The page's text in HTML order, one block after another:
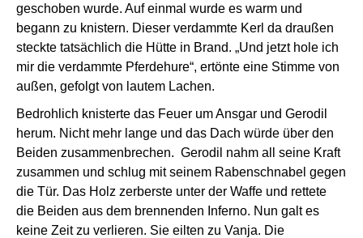
geschoben wurde. Auf einmal wurde es warm und
begann zu knistern. Dieser verdammte Kerl da draußen
steckte tatsächlich die Hütte in Brand. „Und jetzt hole ich
mir die verdammte Pferdehure“, ertönte eine Stimme von
außen, gefolgt von lautem Lachen.
Bedrohlich knisterte das Feuer um Ansgar und Gerodil
herum. Nicht mehr lange und das Dach würde über den
Beiden zusammenbrechen. Gerodil nahm all seine Kraft
zusammen und schlug mit seinem Rabenschnabel gegen
die Tür. Das Holz zerberste unter der Waffe und rettete
die Beiden aus dem brennenden Inferno. Nun galt es
keine Zeit zu verlieren. Sie eilten zu Vanja. Die